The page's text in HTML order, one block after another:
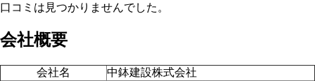
口コミは見つかりませんでした。
会社概要
会社名 中鉢建設株式会社